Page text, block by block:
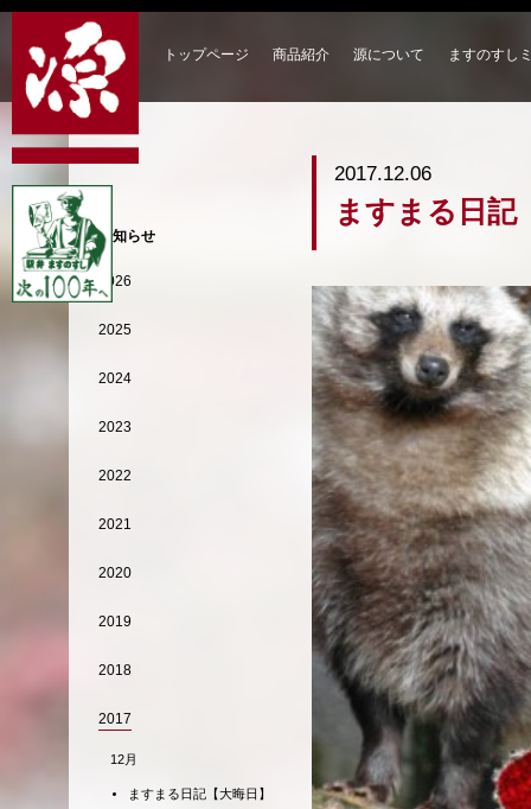
トップページ 商品紹介 源について ますのすし
2017.12.06
ますまる日記
お知らせ
2026
2025
2024
2023
2022
2021
2020
2019
2018
2017
12月
ますまる日記【大晦日】